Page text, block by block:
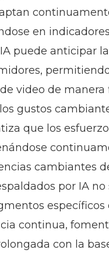
en
puede anticipar
video de manera
gustos
que los
cambiantes
por IA
continua,
con la